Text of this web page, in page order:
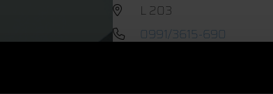
L 203
0991/3615-690